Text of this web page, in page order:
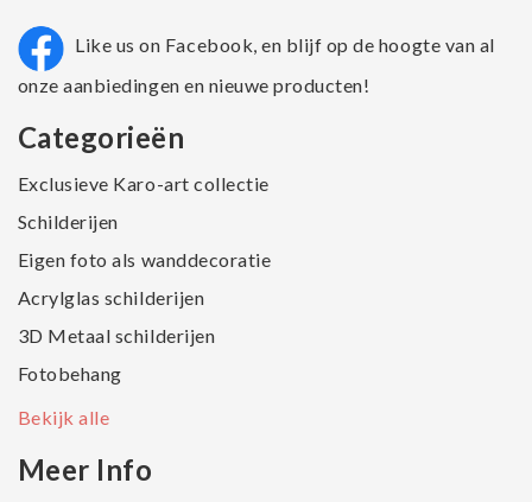
Like us on Facebook, en blijf op de hoogte van al
onze aanbiedingen en nieuwe producten!
Categorieën
Exclusieve Karo-art collectie
Schilderijen
Eigen foto als wanddecoratie
Acrylglas schilderijen
3D Metaal schilderijen
Fotobehang
Bekijk alle
Meer Info